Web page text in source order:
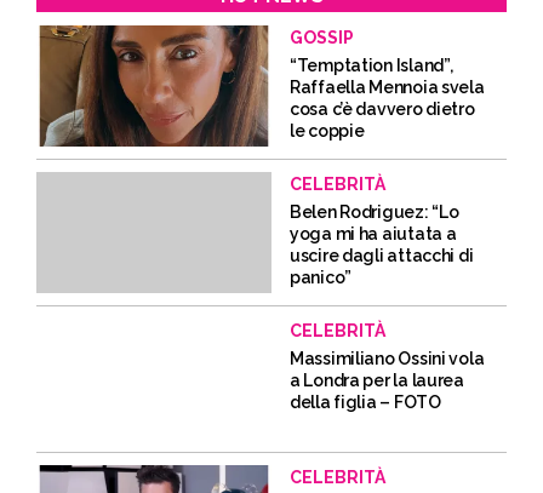
GOSSIP
“Temptation Island”,
Raffaella Mennoia svela
cosa c’è davvero dietro
le coppie
CELEBRITÀ
Belen Rodriguez: “Lo
yoga mi ha aiutata a
uscire dagli attacchi di
panico”
CELEBRITÀ
Massimiliano Ossini vola
a Londra per la laurea
della figlia – FOTO
CELEBRITÀ